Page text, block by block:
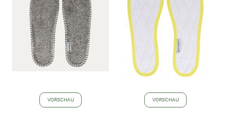
VORSCHAU
hinzufügen
VORSCHAU